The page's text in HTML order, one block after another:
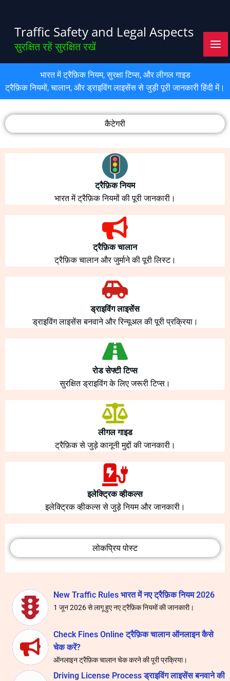
contentTraffic Safety and Legal Aspects
सुरक्षित रहें सुरक्षित रखें
भारत में ट्रैफ़िक नियम, सुरक्षा टिप्स, और लीगल गाइड
ट्रैफ़िक नियमों, चालान, और ड्राइविंग लाइसेंस से जुड़ी पूरी जानकारी हिंदी में।
कैटेगरी
ट्रैफ़िक नियम
भारत में ट्रैफ़िक नियमों की पूरी जानकारी।
ट्रैफ़िक चालान
ट्रैफ़िक चालान और जुर्माने की पूरी लिस्ट।
ड्राइविंग लाइसेंस
ड्राइविंग लाइसेंस बनवाने और रिन्यूअल की पूरी प्रक्रिया।
रोड सेफ्टी टिप्स
सुरक्षित ड्राइविंग के लिए जरूरी टिप्स।
लीगल गाइड
ट्रैफ़िक से जुड़े कानूनी मुद्दों की जानकारी।
इलेक्ट्रिक व्हीकल्स
इलेक्ट्रिक व्हीकल्स से जुड़े नियम और जानकारी।
लोकप्रिय पोस्ट
New Traffic Rules भारत में नए ट्रैफ़िक नियम 2026
1 जून 2026 से लागू हुए नए ट्रैफ़िक नियमों की जानकारी।
Check Fines Online ट्रैफ़िक चालान ऑनलाइन कैसे
चेक करें?
ऑनलाइन ट्रैफ़िक चालान चेक करने की पूरी प्रक्रिया।
Driving License Process ड्राइविंग लाइसेंस बनवाने की